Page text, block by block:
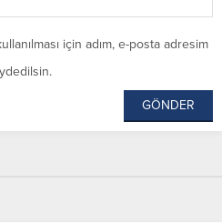
için adım, e-posta adresim